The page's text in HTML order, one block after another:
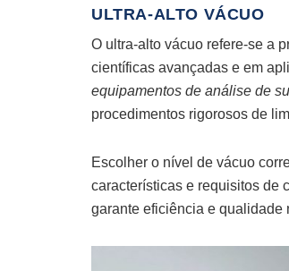
ULTRA-ALTO VÁCUO
O ultra-alto vácuo refere-se a
científicas avançadas e em
equipamentos de análise de
procedimentos rigorosos de
Escolher o nível de vácuo
características e requisitos de
garante eficiência e qualidade